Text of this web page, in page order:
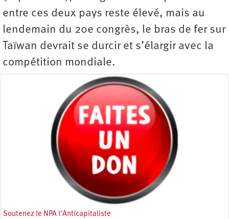
entre ces deux pays reste élevé, mais au
lendemain du 20e congrès, le bras de fer sur
Taïwan devrait se durcir et s’élargir avec la
compétition mondiale.
Soutenez le NPA l'Anticapitaliste